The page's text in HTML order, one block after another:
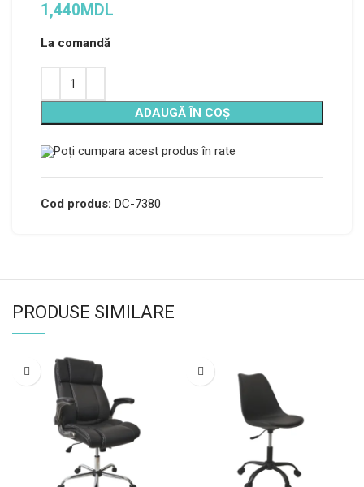
1,440MDL
La comandă
ADAUGĂ ÎN COȘ
Poți cumpara acest produs în rate
Cod produs: DC-7380
PRODUSE SIMILARE